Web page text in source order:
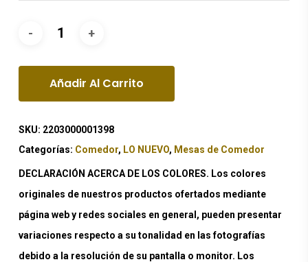
Añadir Al Carrito
SKU: 2203000001398
Categorías: Comedor, LO NUEVO, Mesas de Comedor
DECLARACIÓN ACERCA DE LOS COLORES. Los colores
originales de nuestros productos ofertados mediante
página web y redes sociales en general, pueden presentar
variaciones respecto a su tonalidad en las fotografías
debido a la resolución de su pantalla o monitor. Los